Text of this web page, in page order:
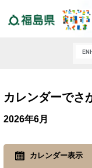
カレンダーでさ
2026年6月
カレンダー表示